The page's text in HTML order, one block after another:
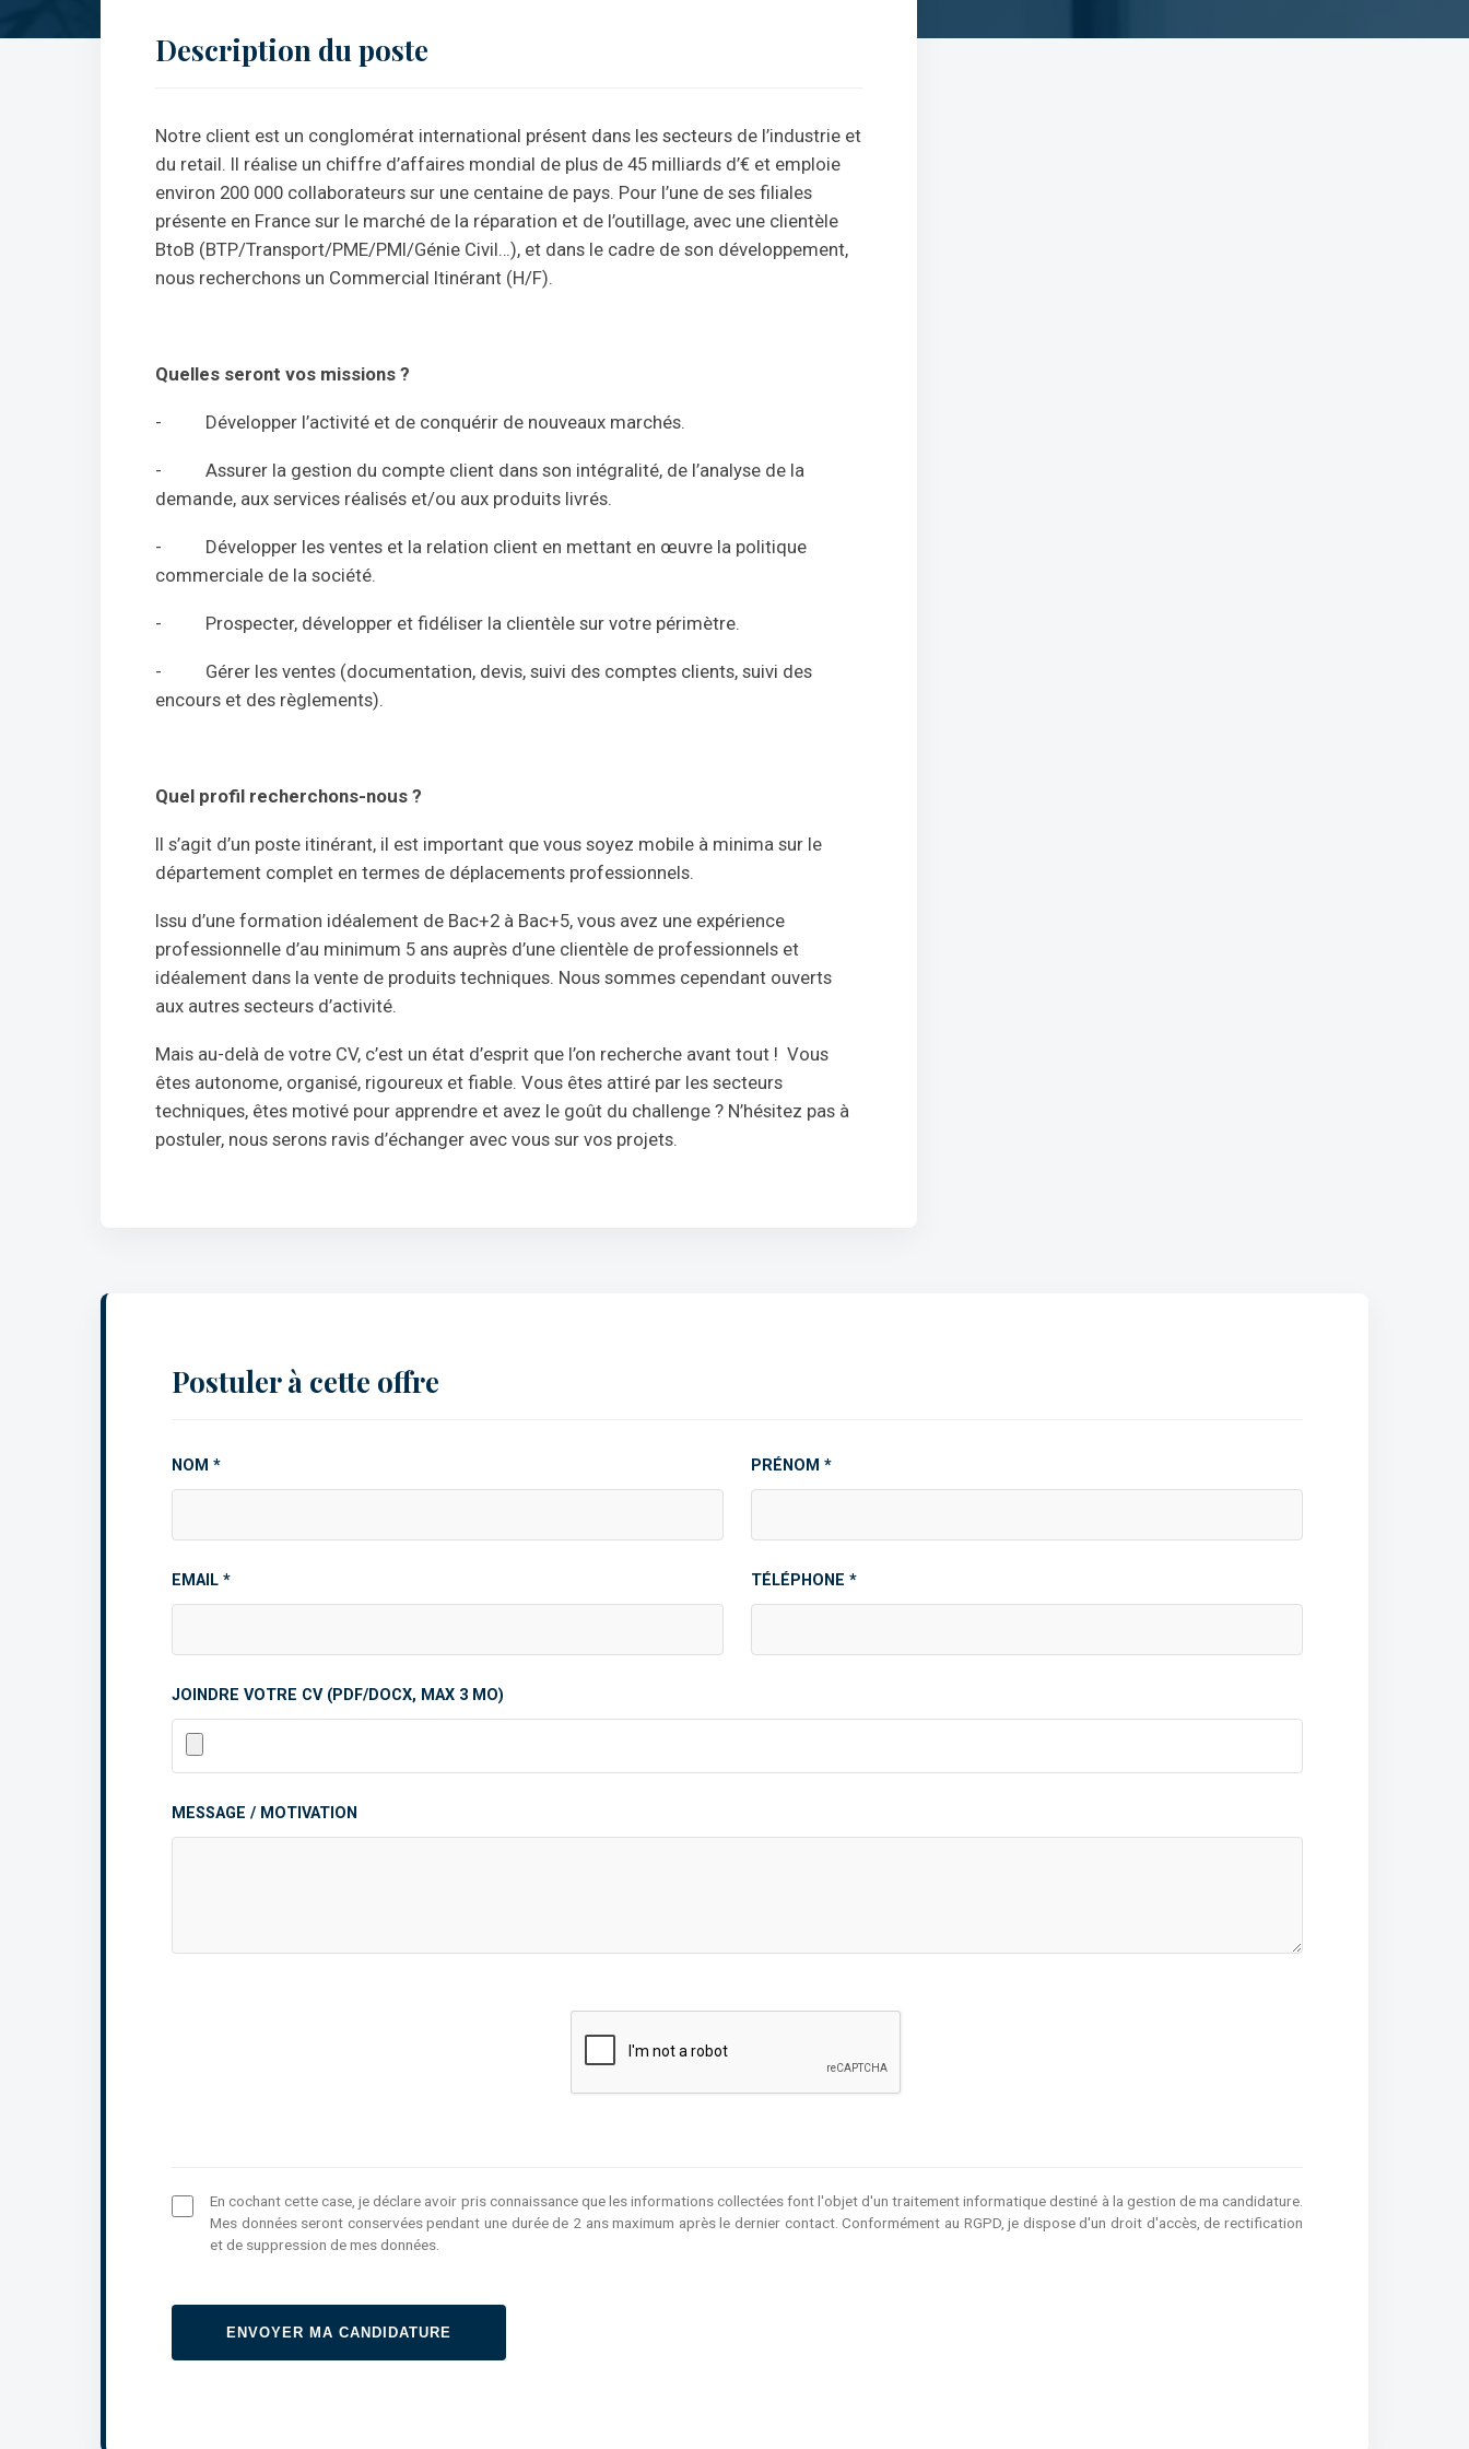
Description du poste
Notre client est un conglomérat international présent dans les secteurs de l’industrie et
du retail. Il réalise un chiffre d’affaires mondial de plus de 45 milliards d’€ et emploie
environ 200 000 collaborateurs sur une centaine de pays. Pour l’une de ses filiales
présente en France sur le marché de la réparation et de l’outillage, avec une clientèle
BtoB (BTP/Transport/PME/PMI/Génie Civil…), et dans le cadre de son développement,
nous recherchons un Commercial Itinérant (H/F).
Quelles seront vos missions ?
- Développer l’activité et de conquérir de nouveaux marchés.
- Assurer la gestion du compte client dans son intégralité, de l’analyse de la
demande, aux services réalisés et/ou aux produits livrés.
- Développer les ventes et la relation client en mettant en œuvre la politique
commerciale de la société.
- Prospecter, développer et fidéliser la clientèle sur votre périmètre.
- Gérer les ventes (documentation, devis, suivi des comptes clients, suivi des
encours et des règlements).
Quel profil recherchons-nous ?
Il s’agit d’un poste itinérant, il est important que vous soyez mobile à minima sur le
département complet en termes de déplacements professionnels.
Issu d’une formation idéalement de Bac+2 à Bac+5, vous avez une expérience
professionnelle d’au minimum 5 ans auprès d’une clientèle de professionnels et
idéalement dans la vente de produits techniques. Nous sommes cependant ouverts
aux autres secteurs d’activité.
Mais au-delà de votre CV, c’est un état d’esprit que l’on recherche avant tout ! Vous
êtes autonome, organisé, rigoureux et fiable. Vous êtes attiré par les secteurs
techniques, êtes motivé pour apprendre et avez le goût du challenge ? N’hésitez pas à
postuler, nous serons ravis d’échanger avec vous sur vos projets.
Postuler à cette offre
NOM * PRÉNOM *
EMAIL * TÉLÉPHONE *
JOINDRE VOTRE CV (PDF/DOCX, MAX 3 MO)
MESSAGE / MOTIVATION
En cochant cette case, je déclare avoir pris connaissance que les informations collectées font l'objet d'un traitement informatique destiné à la gestion de ma candidature.
Mes données seront conservées pendant une durée de 2 ans maximum après le dernier contact. Conformément au RGPD, je dispose d'un droit d'accès, de rectification
et de suppression de mes données.
ENVOYER MA CANDIDATURE